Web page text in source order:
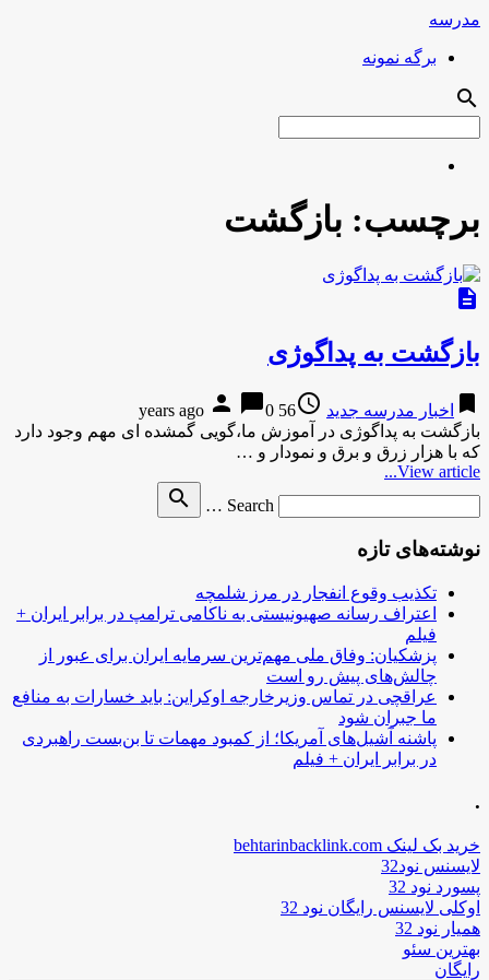
مدرسه
برگه نمونه
search
برچسب: بازگشت
description
بازگشت به پداگوژی
bookmark اخبار مدرسه جدید access_time
56 years ago
person chat_bubble0
بازگشت به پداگوژی در آموزش ما،گویی گمشده ای مهم وجود دارد
که با هزار زرق و برق و نمودار و …
View article...
Search …
search
نوشته‌های تازه
تکذیب وقوع انفجار در مرز شلمچه
اعتراف رسانه صهیونیستی به ناکامی ترامپ در برابر ایران +
فیلم
پزشکیان: وفاق ملی مهم‌ترین سرمایه ایران برای عبور از
چالش‌های پیش رو است
عراقچی در تماس وزیرخارجه اوکراین: باید خسارات به منافع
ما جبران شود
پاشنه آشیل‌های آمریکا؛ از کمبود مهمات تا بن‌بست راهبردی
در برابر ایران + فیلم
.
خرید بک لینک behtarinbacklink.com
لایسنس نود32
پسورد نود 32
اوکلی لایسنس رایگان نود 32
همیار نود 32
بهترین سئو
رایگان